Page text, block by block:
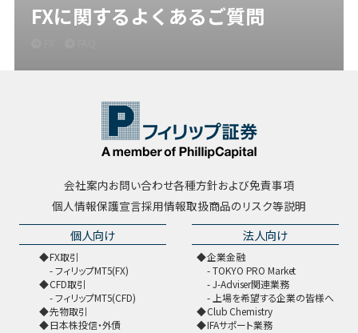
FXに関するよくあるご質問
会社案内お問い合わせ各種方針および免責事項
個人情報保護宣言採用情報取扱商品のリスク等説明
個人向け
FX取引
フィリップMT5(FX)
CFD取引
フィリップMT5(CFD)
先物取引
日本株投信・外債
法人向け
企業金融
TOKYO PRO Market
J-Adviser関連業務
上場を希望する企業の皆様へ
Club Chemistry
IFAサポート業務